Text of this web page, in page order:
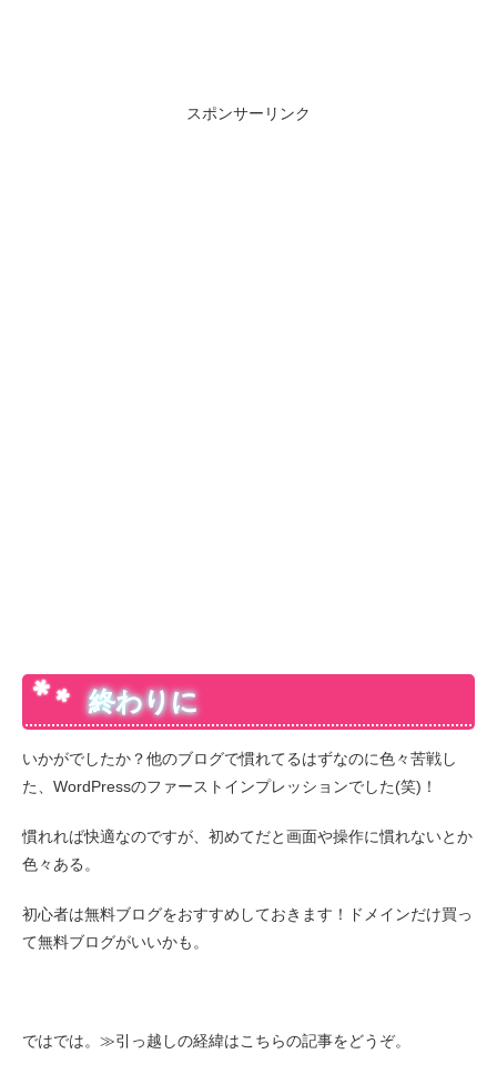
スポンサーリンク
終わりに
いかがでしたか？他のブログで慣れてるはずなのに色々苦戦し
た、WordPressのファーストインプレッションでした(笑)！
慣れれば快適なのですが、初めてだと画面や操作に慣れないとか
色々ある。
初心者は無料ブログをおすすめしておきます！ドメインだけ買っ
て無料ブログがいいかも。
ではでは。≫引っ越しの経緯はこちらの記事をどうぞ。